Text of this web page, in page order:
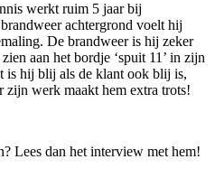
werkt ruim 5 jaar bij
achtergrond voelt hij
De brandweer is hij zeker
aan het bordje ‘spuit 11’ in zijn
is hij blij als de klant ook blij is,
zijn werk maakt hem extra trots!
Lees dan het interview met hem!